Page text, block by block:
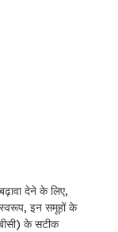
देने के लिए,
इन समूहों के
के सटीक